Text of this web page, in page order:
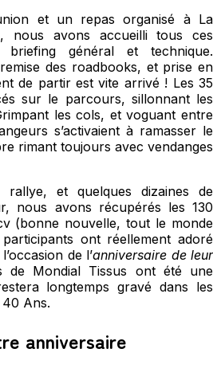
et un repas organisé à La
nous avons accueilli tous ces
général et technique.
des roadbooks, et prise en
de partir est vite arrivé ! Les 35
sur le parcours, sillonnant les
les cols, et voguant entre
s’activaient à ramasser le
rimant toujours avec vendanges
et quelques dizaines de
nous avons récupérés les 130
(bonne nouvelle, tout le monde
ont réellement adoré
de l’anniversaire de leur
de Mondial Tissus ont été une
longtemps gravé dans les
40 Ans.
anniversaire